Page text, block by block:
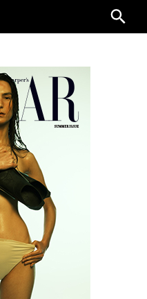
for: